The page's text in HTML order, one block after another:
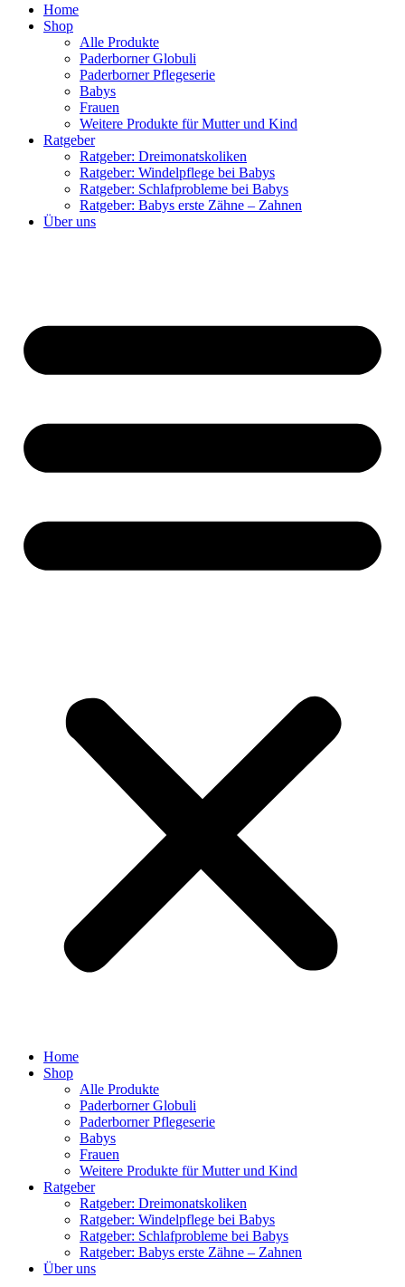
Home
Shop
Alle Produkte
Paderborner Globuli
Paderborner Pflegeserie
Babys
Frauen
Weitere Produkte für Mutter und Kind
Ratgeber
Ratgeber: Dreimonatskoliken
Ratgeber: Windelpflege bei Babys
Ratgeber: Schlafprobleme bei Babys
Ratgeber: Babys erste Zähne – Zahnen
Über uns
Home
Shop
Alle Produkte
Paderborner Globuli
Paderborner Pflegeserie
Babys
Frauen
Weitere Produkte für Mutter und Kind
Ratgeber
Ratgeber: Dreimonatskoliken
Ratgeber: Windelpflege bei Babys
Ratgeber: Schlafprobleme bei Babys
Ratgeber: Babys erste Zähne – Zahnen
Über uns